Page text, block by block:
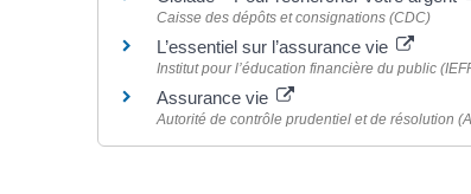
Caisse des dépôts et consignations (CDC)
L’essentiel sur l’assurance vie
Institut pour l’éducation financière du public
Assurance vie
Autorité de contrôle prudentiel et de résolution